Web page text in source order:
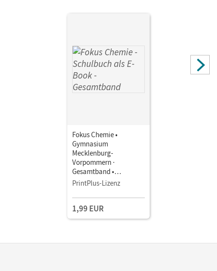
Fokus Chemie •
Gymnasium
Mecklenburg-
Vorpommern ·
Gesamtband •
Schulbuch als E-Book
PrintPlus-Lizenz
1,99 EUR